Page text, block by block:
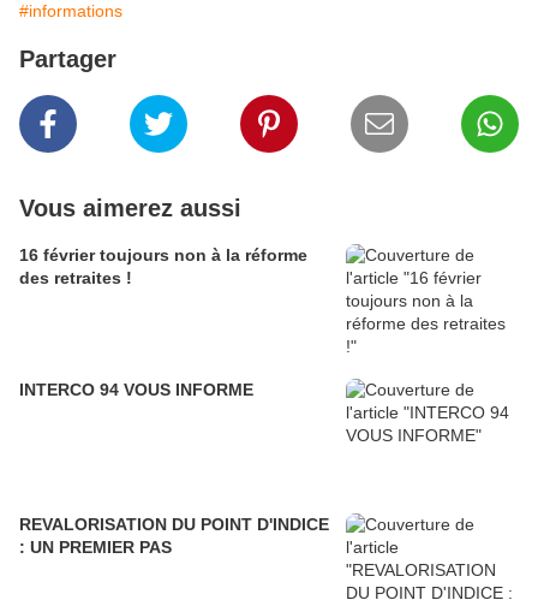
#informations
Partager
Vous aimerez aussi
16 février toujours non à la réforme
des retraites !
INTERCO 94 VOUS INFORME
REVALORISATION DU POINT D'INDICE
: UN PREMIER PAS